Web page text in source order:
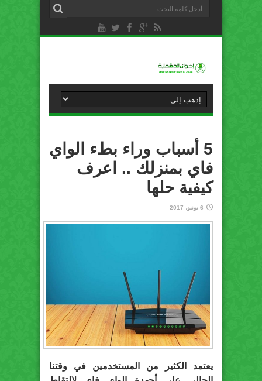
5 أسباب وراء بطء الواي
فاي بمنزلك .. اعرف
كيفية حلها
6 يونيو، 2017
يعتمد الكثير من المستخدمين في وقتنا